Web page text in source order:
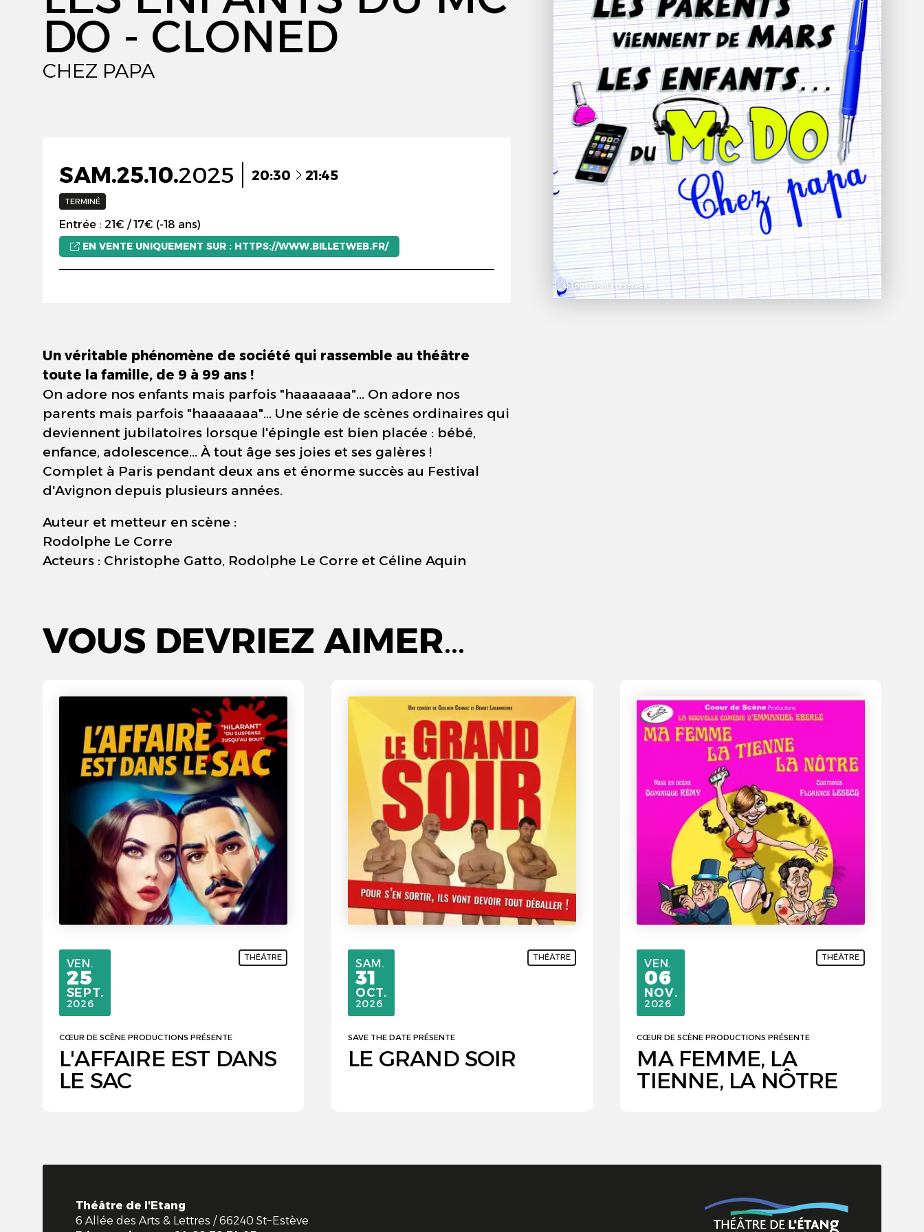
DO - CLONED
CHEZ PAPA
SAM.25.10.2025 20:30 À21:45
TERMINÉ
Entrée : 21€ / 17€ (-18 ans)
EN VENTE UNIQUEMENT SUR : HTTPS://WWW.BILLETWEB.FR/
Un véritable phénomène de société qui rassemble au théâtre
toute la famille, de 9 à 99 ans !
On adore nos enfants mais parfois "haaaaaaa"... On adore nos
parents mais parfois "haaaaaaa"... Une série de scènes ordinaires qui
deviennent jubilatoires lorsque l'épingle est bien placée : bébé,
enfance, adolescence... À tout âge ses joies et ses galères !
Complet à Paris pendant deux ans et énorme succès au Festival
d'Avignon depuis plusieurs années.
Auteur et metteur en scène :
Rodolphe Le Corre
Acteurs : Christophe Gatto, Rodolphe Le Corre et Céline Aquin
©Tous droits réservés
VOUS DEVRIEZ AIMER…
VENDREDI
VEN.
25
SEPTEMBRE
SEPT.
2026
THÉÂTRE
CŒUR DE SCÈNE PRODUCTIONS PRÉSENTE
L'AFFAIRE EST DANS
LE SAC
SAMEDI
SAM.
31
OCTOBRE
OCT.
2026
THÉÂTRE
SAVE THE DATE PRÉSENTE
LE GRAND SOIR
VENDREDI
VEN.
06
NOVEMBRE
NOV.
2026
THÉÂTRE
CŒUR DE SCÈNE PRODUCTIONS PRÉSENTE
MA FEMME, LA
TIENNE, LA NÔTRE
Théâtre de l'Etang
6 Allée des Arts & Lettres / 66240 St−Estève